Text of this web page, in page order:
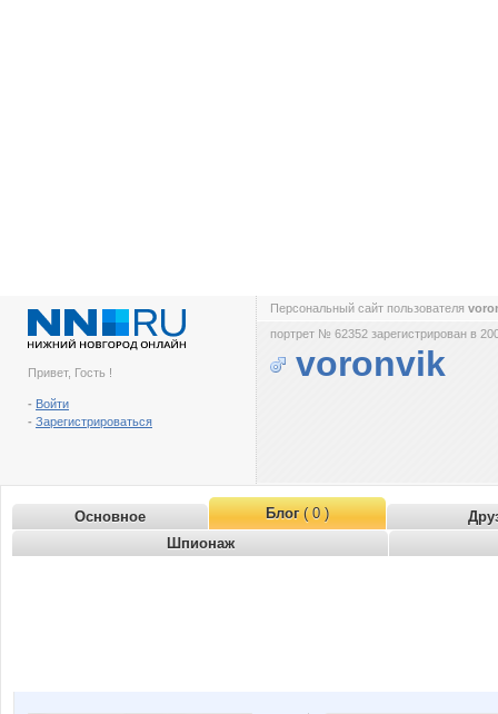
Привет, Гость !
- Войти
- Зарегистрироваться
Персональный сайт пользователя
портрет № 62352 зарегистрирован в
voronvik
Основное Блог( 0 )
Шпионаж